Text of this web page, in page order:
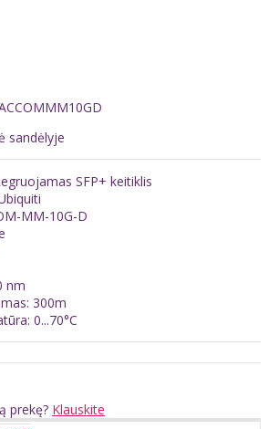
sandėlyje
SFP+ keitiklis
MM-10G-D
nm
300m
0...70°C
prekę? Klauskite